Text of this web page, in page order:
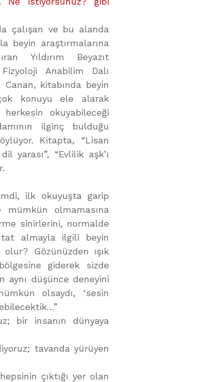
çalışan ve bu alanda
beyin araştırmalarına
Yıldırım Beyazıt
Anabilim Dalı
kitabında beyin
konuyu ele alarak
herkesin okuyabileceği
ilginç bulduğu
Kitapta, “Lisan
yarası”, “Evlilik aşk’ı
ilk okuyuşta garip
olmamasına
sinirlerini, normalde
almayla ilgili beyin
Gözünüzden ışık
giderek sizde
aynı düşünce deneyini
olsaydı, ‘sesin
bir insanın dünyaya
tavanda yürüyen
çıktığı yer olan